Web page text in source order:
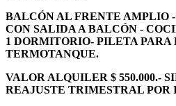
BALCÓN AL FRENTE AMPLIO
CON SALIDA A BALCÓN -
1 DORMITORIO- PILETA PARA
TERMOTANQUE.
VALOR ALQUILER $ 550.000.-
REAJUSTE TRIMESTRAL POR